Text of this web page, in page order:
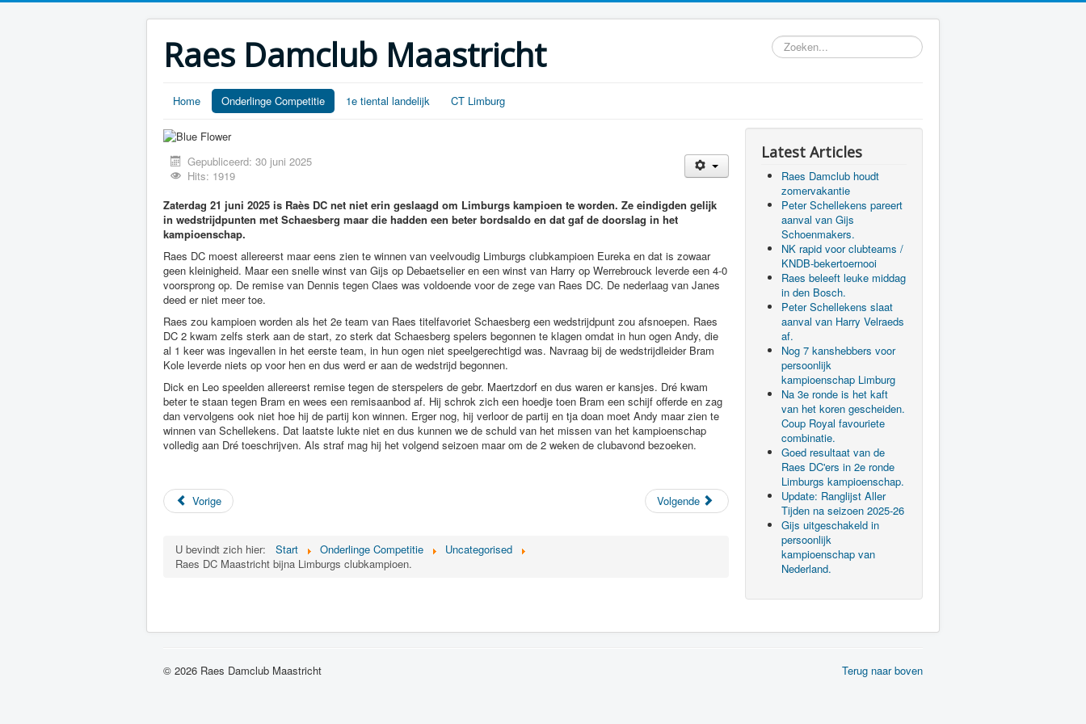
Raes Damclub Maastricht Zoeken...
Home Onderlinge Competitie 1e tiental landelijk CT Limburg
Gepubliceerd: 30 juni 2025
Hits: 1919
Zaterdag 21 juni 2025 is Raès DC net niet erin geslaagd om Limburgs kampioen te worden. Ze eindigden gelijk
in wedstrijdpunten met Schaesberg maar die hadden een beter bordsaldo en dat gaf de doorslag in het
kampioenschap.
Raes DC moest allereerst maar eens zien te winnen van veelvoudig Limburgs clubkampioen Eureka en dat is zowaar
geen kleinigheid. Maar een snelle winst van Gijs op Debaetselier en een winst van Harry op Werrebrouck leverde een 4-0
voorsprong op. De remise van Dennis tegen Claes was voldoende voor de zege van Raes DC. De nederlaag van Janes
deed er niet meer toe.
Raes zou kampioen worden als het 2e team van Raes titelfavoriet Schaesberg een wedstrijdpunt zou afsnoepen. Raes
DC 2 kwam zelfs sterk aan de start, zo sterk dat Schaesberg spelers begonnen te klagen omdat in hun ogen Andy, die
al 1 keer was ingevallen in het eerste team, in hun ogen niet speelgerechtigd was. Navraag bij de wedstrijdleider Bram
Kole leverde niets op voor hen en dus werd er aan de wedstrijd begonnen.
Dick en Leo speelden allereerst remise tegen de sterspelers de gebr. Maertzdorf en dus waren er kansjes. Dré kwam
beter te staan tegen Bram en wees een remisaanbod af. Hij schrok zich een hoedje toen Bram een schijf offerde en zag
dan vervolgens ook niet hoe hij de partij kon winnen. Erger nog, hij verloor de partij en tja doan moet Andy maar zien te
winnen van Schellekens. Dat laatste lukte niet en dus kunnen we de schuld van het missen van het kampioenschap
volledig aan Dré toeschrijven. Als straf mag hij het volgend seizoen maar om de 2 weken de clubavond bezoeken.
Vorige Volgende
U bevindt zich hier: Start Onderlinge Competitie
Uncategorised
Raes DC Maastricht bijna Limburgs clubkampioen.
Latest Articles
Raes Damclub houdt
zomervakantie
Peter Schellekens pareert
aanval van Gijs
Schoenmakers.
NK rapid voor clubteams /
KNDB-bekertoernooi
Raes beleeft leuke middag
in den Bosch.
Peter Schellekens slaat
aanval van Harry Velraeds
af.
Nog 7 kanshebbers voor
persoonlijk
kampioenschap Limburg
Na 3e ronde is het kaft
van het koren gescheiden.
Coup Royal favouriete
combinatie.
Goed resultaat van de
Raes DC'ers in 2e ronde
Limburgs kampioenschap.
Update: Ranglijst Aller
Tijden na seizoen 2025-26
Gijs uitgeschakeld in
persoonlijk
kampioenschap van
Nederland.
Terug naar boven
© 2026 Raes Damclub Maastricht